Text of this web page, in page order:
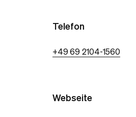
Telefon
+49 69 2104-1560
Webseite